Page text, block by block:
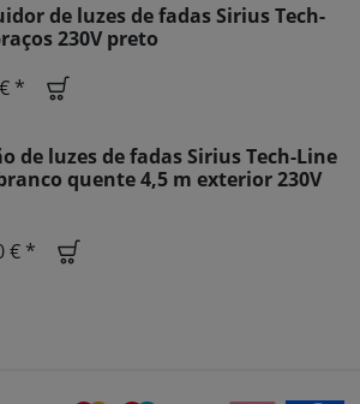
de luzes de fadas Sirius Tech-
230V preto
*
de luzes de fadas Sirius Tech-Line
quente 4,5 m exterior 230V
€ *